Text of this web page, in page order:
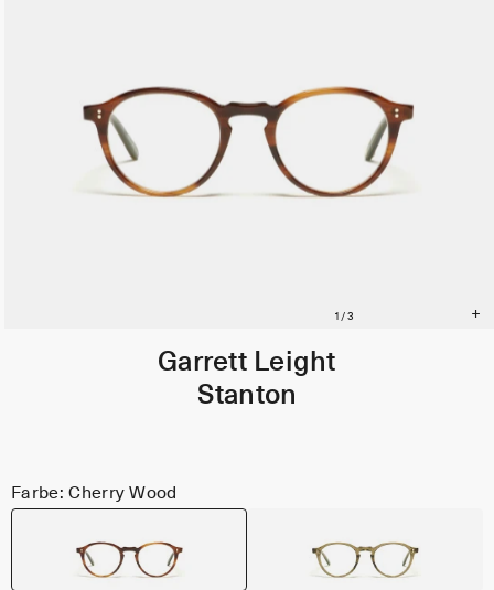
Garrett Leight
Stanton
Farbe: Cherry Wood